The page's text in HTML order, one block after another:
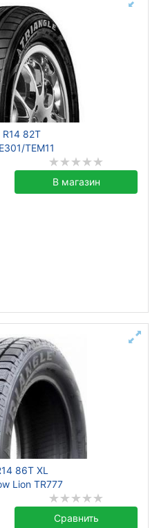
82T
TEM11
В магазин
86T XL
Lion TR777
Сравнить